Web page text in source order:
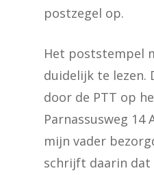
postzegel op.
Het poststempel
duidelijk te lezen.
door de PTT op
Parnassusweg 14
mijn vader
schrijft daarin